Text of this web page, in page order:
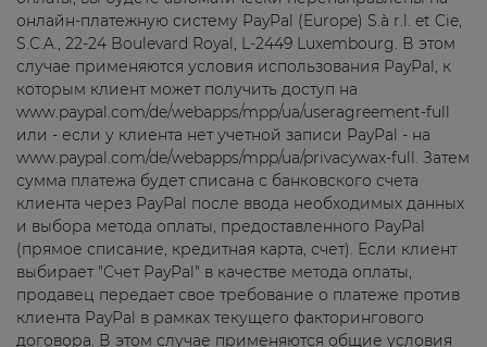
онлайн-платежную систему PayPal (Europe) S.à r.l. et Cie,
S.C.A., 22-24 Boulevard Royal, L-2449 Luxembourg. В этом
случае применяются условия использования PayPal, к
которым клиент может получить доступ на
www.paypal.com/de/webapps/mpp/ua/useragreement-full
или - если у клиента нет учетной записи PayPal - на
www.paypal.com/de/webapps/mpp/ua/privacywax-full. Затем
сумма платежа будет списана с банковского счета
клиента через PayPal после ввода необходимых данных
и выбора метода оплаты, предоставленного PayPal
(прямое списание, кредитная карта, счет). Если клиент
выбирает "Счет PayPal" в качестве метода оплаты,
продавец передает свое требование о платеже против
клиента PayPal в рамках текущего факторингового
договора. В этом случае применяются общие условия